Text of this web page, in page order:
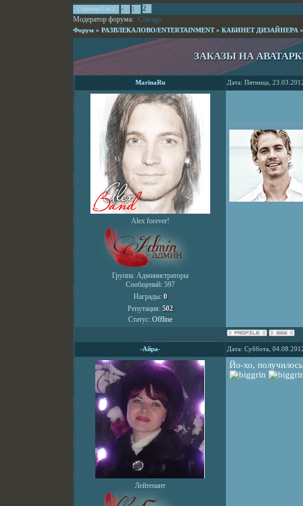
Страница 2 из 2 « 1
2
Модератор форума: Chicago
Форум » РАЗВЛЕКАЛОВО/ENTERTAINMENT » КАБИНЕТ ДИЗАЙНЕРА »
ЗАКАЗЫ НА
MarinaRu Дата: Пятница,
Alex forever!
Группа: Администраторы
Сообщений: 597
Награды: 0
Репутация: 502
Статус: Offline
-Айра- Дата: Суббота,
Лейтенант
Йо-хо,